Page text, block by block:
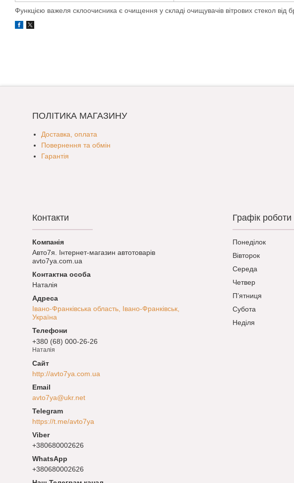
Функцією важеля склоочисника є очищення у складі очищувачів вітрових стекол від
ПОЛІТИКА МАГАЗИНУ
Доставка, оплата
Повернення та обмін
Гарантія
Контакти
Авто7я. Інтернет-магазин автотоварів
avto7ya.com.ua
Наталія
Івано-Франківська область, Івано-Франківськ,
Україна
+380 (68) 000-26-26
Наталія
http://avto7ya.com.ua
avto7ya@ukr.net
https://t.me/avto7ya
+380680002626
+380680002626
Графік роботи
Понеділок
Вівторок
Середа
Четвер
Пʼятниця
Субота
Неділя